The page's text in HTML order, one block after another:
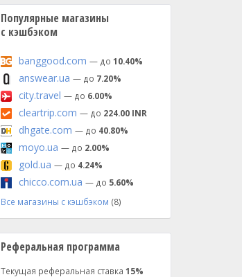
Популярные магазины
с кэшбэком
banggood.com — до 10.40%
answear.ua — до 7.20%
city.travel — до 6.00%
cleartrip.com — до 224.00 INR
dhgate.com — до 40.80%
moyo.ua — до 2.00%
gold.ua — до 4.24%
chicco.com.ua — до 5.60%
Все магазины с кэшбэком (8)
Реферальная программа
Текущая реферальная ставка 15%